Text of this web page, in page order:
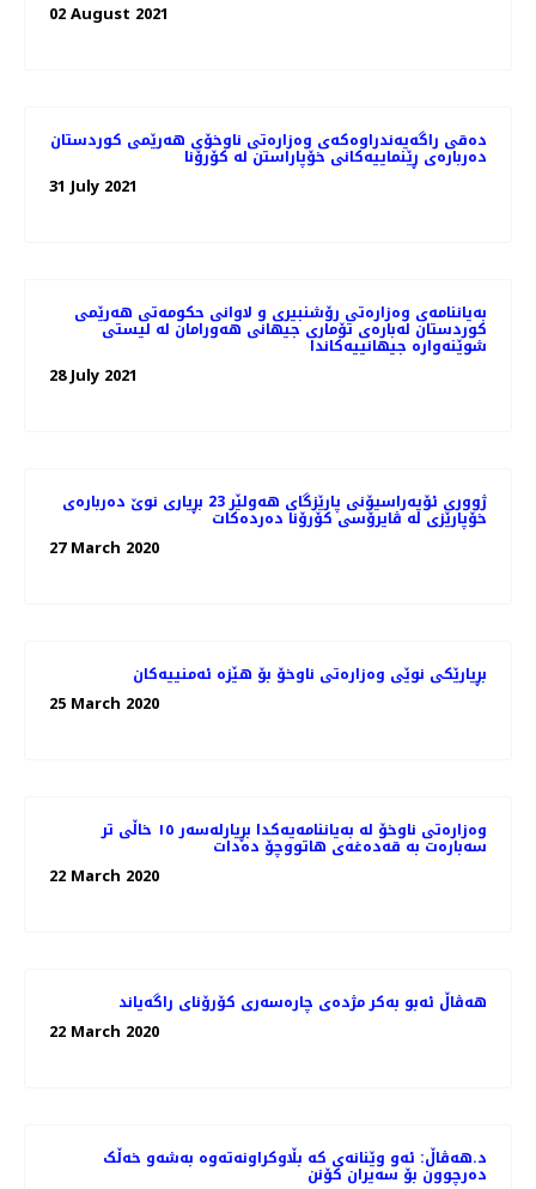
02 August 2021
دەقی راگەیەندراوەکەی وەزارەتی ناوخۆی هەرێمی کوردستان
دەربارەی ڕێنماییەکانی خۆپاراستن لە کۆرۆنا
31 July 2021
بەیاننامەی وەزارەتی رۆشنبیری و لاوانی حکومەتی هەرێمی
کوردستان لەبارەی تۆماری جیهانی هەورامان لە لیستی
شوێنەوارە جیهانییەکاندا
28 July 2021
ژووری ئۆپەراسیۆنی پارێزگای هەولێر 23 بڕیاری نوێ‌ دەربارەی
خۆپارێزی لە ڤایرۆسی كۆرۆنا دەردەكات
27 March 2020
بڕیارێكی نوێی وەزارەتی ناوخۆ بۆ هێزە ئەمنییەكان
25 March 2020
وەزارەتی ناوخۆ لە بەیاننامەیەکدا بڕیارلەسەر ١٥ خاڵی تر
سەبارەت بە قەدەغەی هاتووچۆ دەدات
22 March 2020
هه‌ڤاڵ ئه‌بو به‌كر مژده‌ی چاره‌سه‌ری کۆرۆنای راگه‌یاند
22 March 2020
د.هەڤاڵ: ئەو وێنانەی کە بڵاوکراونەتەوە بەشەو خەڵک
دەرچوون بۆ سەیران کۆنن